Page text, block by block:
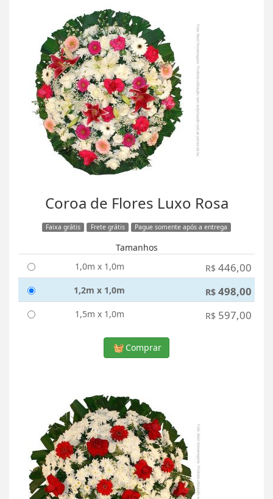
Coroa de Flores Luxo Rosa
Faixa grátis Frete grátis Pague somente após a entrega
Tamanhos
1,0m x 1,0m
R$ 446,00
1,2m x 1,0m R$ 498,00
1,5m x 1,0m R$ 597,00
Comprar